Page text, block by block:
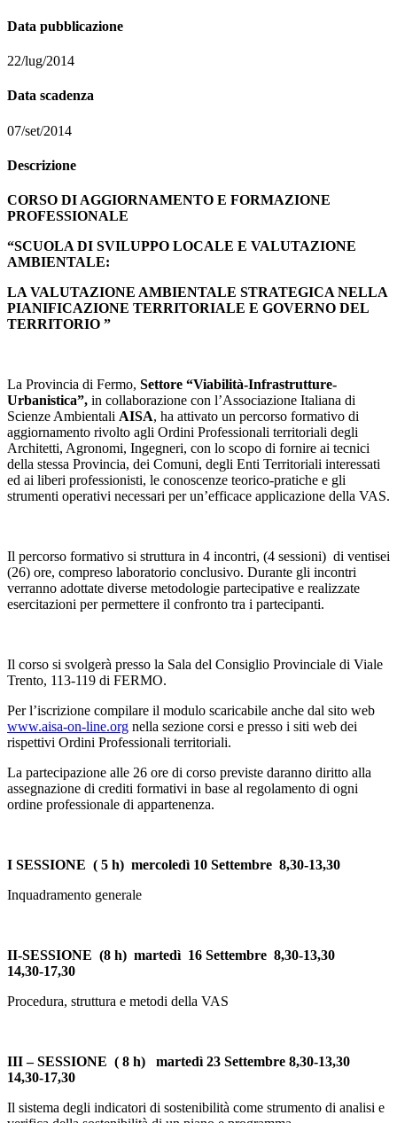
Data pubblicazione
22/lug/2014
Data scadenza
07/set/2014
Descrizione
CORSO DI AGGIORNAMENTO E FORMAZIONE
PROFESSIONALE
“SCUOLA DI SVILUPPO LOCALE E VALUTAZIONE
AMBIENTALE:
LA VALUTAZIONE AMBIENTALE STRATEGICA NELLA
PIANIFICAZIONE TERRITORIALE E GOVERNO DEL
TERRITORIO ”
La Provincia di Fermo, Settore “Viabilità-Infrastrutture-
Urbanistica”, in collaborazione con l’Associazione Italiana di
Scienze Ambientali AISA, ha attivato un percorso formativo di
aggiornamento rivolto agli Ordini Professionali territoriali degli
Architetti, Agronomi, Ingegneri, con lo scopo di fornire ai tecnici
della stessa Provincia, dei Comuni, degli Enti Territoriali interessati
ed ai liberi professionisti, le conoscenze teorico-pratiche e gli
strumenti operativi necessari per un’efficace applicazione della VAS.
Il percorso formativo si struttura in 4 incontri, (4 sessioni) di ventisei
(26) ore, compreso laboratorio conclusivo. Durante gli incontri
verranno adottate diverse metodologie partecipative e realizzate
esercitazioni per permettere il confronto tra i partecipanti.
Il corso si svolgerà presso la Sala del Consiglio Provinciale di Viale
Trento, 113-119 di FERMO.
Per l’iscrizione compilare il modulo scaricabile anche dal sito web
www.aisa-on-line.org nella sezione corsi e presso i siti web dei
rispettivi Ordini Professionali territoriali.
La partecipazione alle 26 ore di corso previste daranno diritto alla
assegnazione di crediti formativi in base al regolamento di ogni
ordine professionale di appartenenza.
I SESSIONE ( 5 h) mercoledì 10 Settembre 8,30-13,30
Inquadramento generale
II-SESSIONE (8 h) martedì 16 Settembre 8,30-13,30
14,30-17,30
Procedura, struttura e metodi della VAS
III – SESSIONE ( 8 h) martedì 23 Settembre 8,30-13,30
14,30-17,30
Il sistema degli indicatori di sostenibilità come strumento di analisi e